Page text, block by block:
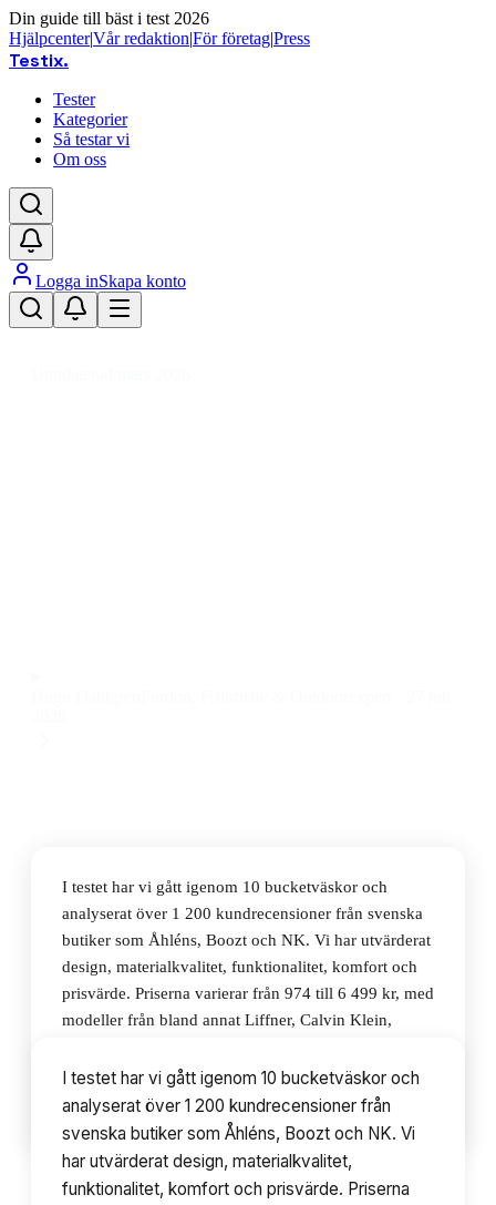
Din guide till bäst i test 2026
Hjälpcenter|Vår redaktion|För företag|Press
Testix.
Tester
Kategorier
Så testar vi
Om oss
Logga inSkapa konto
I testet har vi gått igenom 10 bucketväskor och
analyserat över 1 200 kundrecensioner från svenska
butiker som Åhléns, Boozt och NK. Vi har utvärderat
design, materialkvalitet, funktionalitet, komfort och
prisvärde. Priserna varierar från 974 till 6 499 kr, med
modeller från bland annat Liffner, Calvin Klein,
Innehållsförteckning 10avsnitt
I testet har vi gått igenom 10 bucketväskor och
analyserat över 1 200 kundrecensioner från
svenska butiker som Åhléns, Boozt och NK. Vi
har utvärderat design, materialkvalitet,
funktionalitet, komfort och prisvärde. Priserna